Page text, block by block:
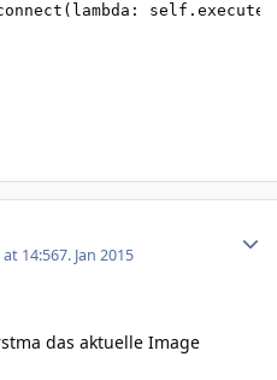
at 14:567. Jan 2015
das aktuelle Image